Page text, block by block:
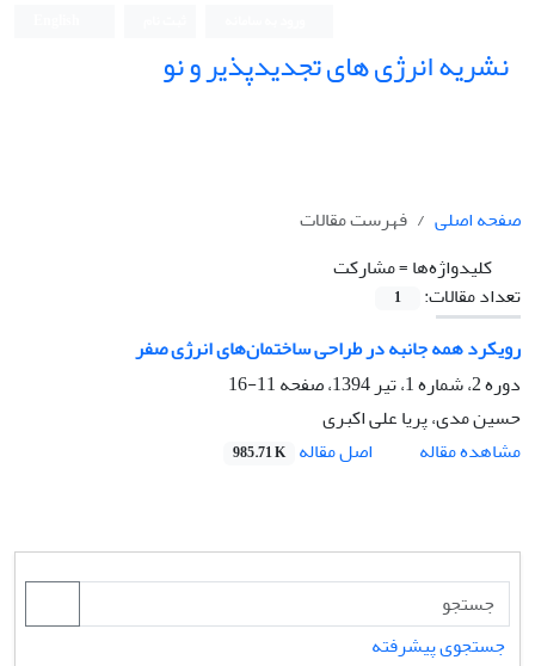
نشریه انرژی های تجدیدپذیر و نو
صفحه اصلی
فهرست مقالات
کلیدواژه‌ها =مشارکت
تعداد مقالات:
1
رویکرد همه جانبه در طراحی ساختمان‌های انرژی صفر
دوره 2، شماره 1، تیر 1394، صفحه
11-16
حسین مدی، پریا علی اکبری
مشاهده مقاله
اصل مقاله 985.71 K
جستجوی پیشرفته